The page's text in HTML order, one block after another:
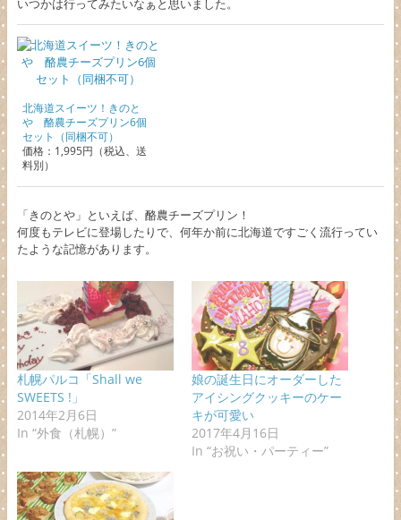
いつかは行ってみたいなぁと思いました。
北海道スイーツ！きのと
や 酪農チーズプリン6個
セット（同梱不可）
価格：1,995円（税込、送
料別）
「きのとや」といえば、酪農チーズプリン！
何度もテレビに登場したりで、何年か前に北海道ですごく流行ってい
たような記憶があります。
札幌パルコ「Shall we
SWEETS !」
2014年2月6日
In “外食（札幌）”
娘の誕生日にオーダーした
アイシングクッキーのケー
キが可愛い
2017年4月16日
In “お祝い・パーティー”